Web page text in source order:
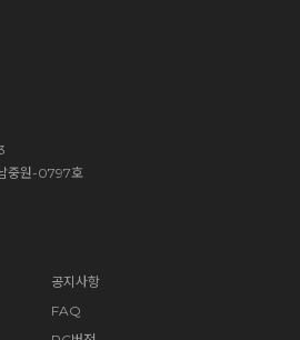
중원-0797호
공지사항
FAQ